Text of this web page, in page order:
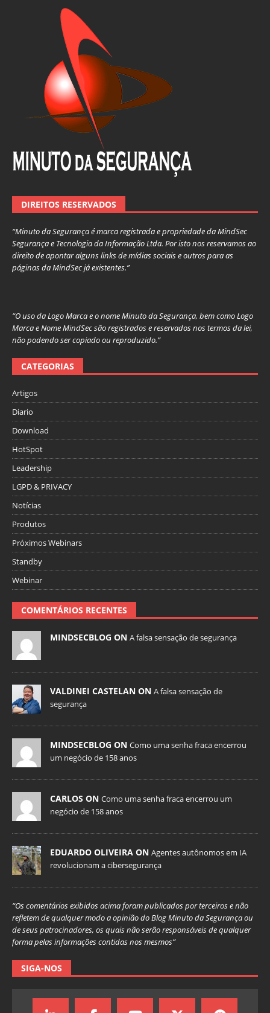
DIREITOS RESERVADOS
“Minuto da Segurança é marca registrada e propriedade da MindSec
Segurança e Tecnologia da Informação Ltda. Por isto nos reservamos ao
direito de apontar alguns links de mídias sociais e outros para as
páginas da MindSec já existentes.”
“O uso da Logo Marca e o nome Minuto da Segurança, bem como Logo
Marca e Nome MindSec são registrados e reservados nos termos da lei,
não podendo ser copiado ou reproduzido.”
CATEGORIAS
Artigos
Diario
Download
HotSpot
Leadership
LGPD & PRIVACY
Notícias
Produtos
Próximos Webinars
Standby
Webinar
COMENTÁRIOS RECENTES
MINDSECBLOG ON A falsa sensação de segurança
VALDINEI CASTELAN ON A falsa sensação de
segurança
MINDSECBLOG ON Como uma senha fraca encerrou
um negócio de 158 anos
CARLOS ON Como uma senha fraca encerrou um
negócio de 158 anos
EDUARDO OLIVEIRA ON Agentes autônomos em IA
revolucionam a cibersegurança
“Os comentários exibidos acima foram publicados por terceiros e não
refletem de qualquer modo a opinião do Blog Minuto da Segurança ou
de seus patrocinadores, os quais não serão responsáveis de qualquer
forma pelas informações contidas nos mesmos”
SIGA-NOS